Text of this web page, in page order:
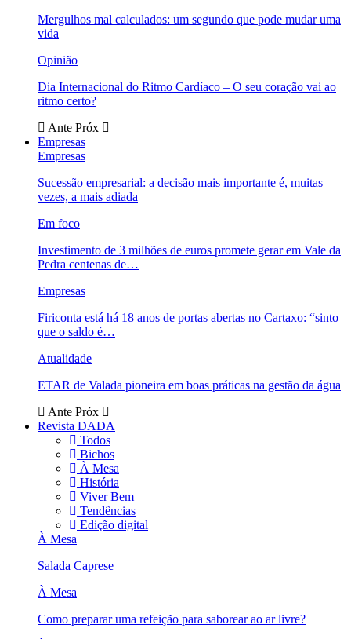
Mergulhos mal calculados: um segundo que pode mudar uma
vida
Opinião
Dia Internacional do Ritmo Cardíaco – O seu coração vai ao
ritmo certo?
Ante Próx
Empresas
Empresas
Sucessão empresarial: a decisão mais importante é, muitas
vezes, a mais adiada
Em foco
Investimento de 3 milhões de euros promete gerar em Vale da
Pedra centenas de…
Empresas
Firiconta está há 18 anos de portas abertas no Cartaxo: “sinto
que o saldo é…
Atualidade
ETAR de Valada pioneira em boas práticas na gestão da água
Ante Próx
Revista DADA
Todos
Bichos
À Mesa
História
Viver Bem
Tendências
Edição digital
À Mesa
Salada Caprese
À Mesa
Como preparar uma refeição para saborear ao ar livre?